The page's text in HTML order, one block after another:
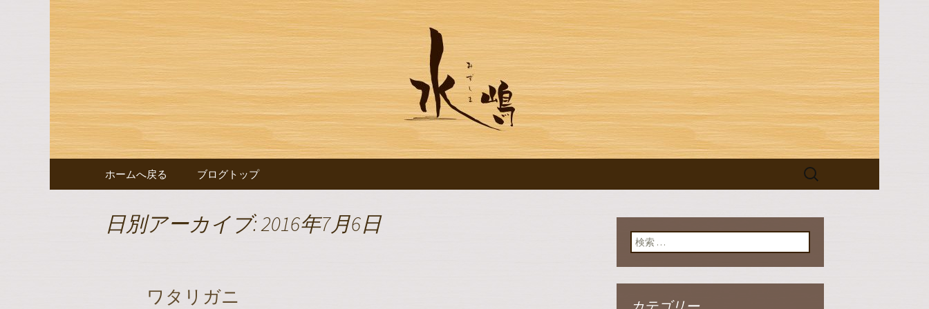
豊田市浄水の【水嶋】のブログ
豊田市浄水の【水嶋】のブログです
コンテンツへ移動
ホームへ戻る ブログトップ
検
日別アーカイブ: 2016年7月6日
ワタリガニ
検索: